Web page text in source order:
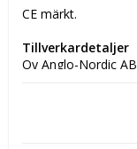
CE märkt.
Tillverkardetaljer
Oy Anglo-Nordic AB